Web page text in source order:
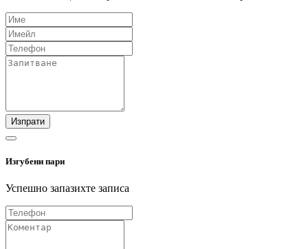
Изпрати
Изгубени пари
Успешно запазихте записа